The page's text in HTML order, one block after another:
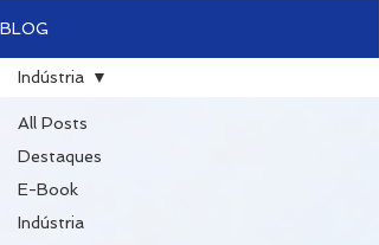
BLOG
All Posts
Destaques
E-Book
Indústria
Indústria